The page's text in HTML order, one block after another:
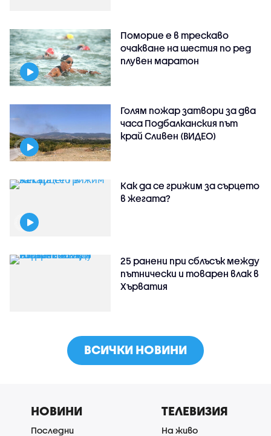
Поморие е в трескаво
очакване на шестия по ред
плувен маратон
Голям пожар затвори за два
часа Подбалканския път
край Сливен (ВИДЕО)
Как да се грижим за сърцето
в жегата?
25 ранени при сблъсък между
пътнически и товарен влак в
Хърватия
ВСИЧКИ НОВИНИ
НОВИНИ
Последни
ТЕЛЕВИЗИЯ
На живо